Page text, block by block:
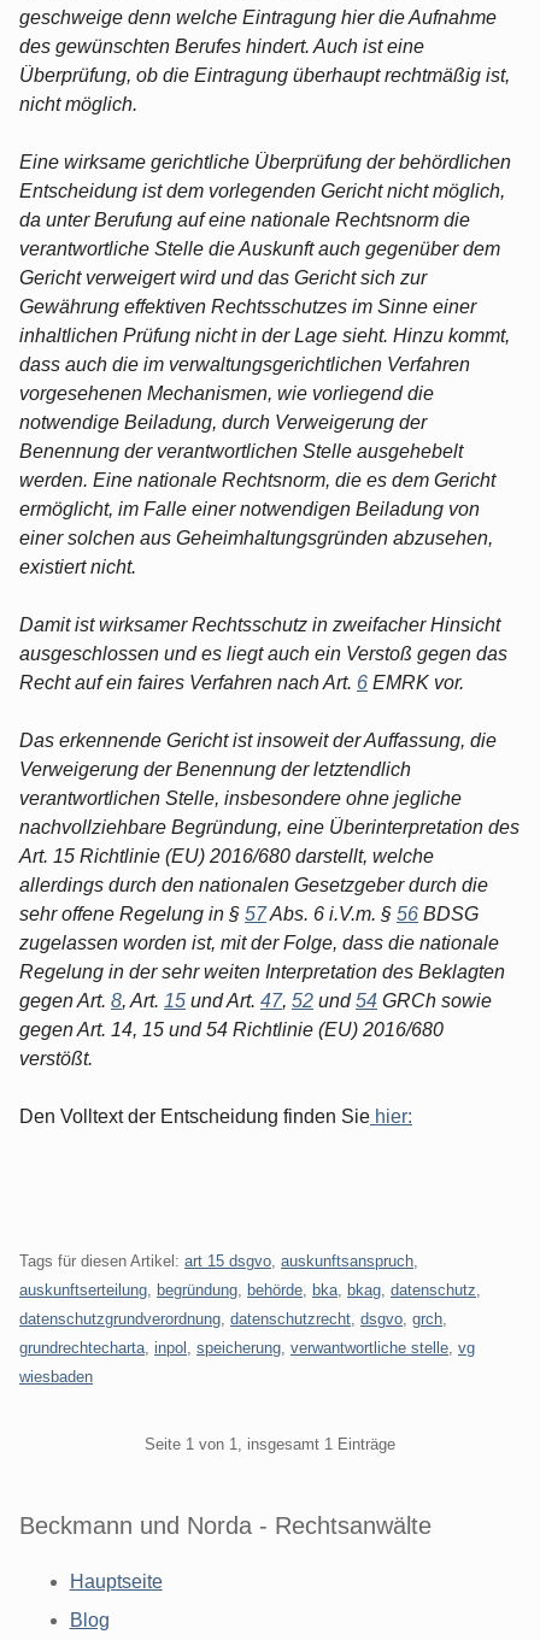
geschweige denn welche Eintragung hier die Aufnahme
des gewünschten Berufes hindert. Auch ist eine
Überprüfung, ob die Eintragung überhaupt rechtmäßig ist,
nicht möglich.
Eine wirksame gerichtliche Überprüfung der behördlichen
Entscheidung ist dem vorlegenden Gericht nicht möglich,
da unter Berufung auf eine nationale Rechtsnorm die
verantwortliche Stelle die Auskunft auch gegenüber dem
Gericht verweigert wird und das Gericht sich zur
Gewährung effektiven Rechtsschutzes im Sinne einer
inhaltlichen Prüfung nicht in der Lage sieht. Hinzu kommt,
dass auch die im verwaltungsgerichtlichen Verfahren
vorgesehenen Mechanismen, wie vorliegend die
notwendige Beiladung, durch Verweigerung der
Benennung der verantwortlichen Stelle ausgehebelt
werden. Eine nationale Rechtsnorm, die es dem Gericht
ermöglicht, im Falle einer notwendigen Beiladung von
einer solchen aus Geheimhaltungsgründen abzusehen,
existiert nicht.
Damit ist wirksamer Rechtsschutz in zweifacher Hinsicht
ausgeschlossen und es liegt auch ein Verstoß gegen das
Recht auf ein faires Verfahren nach Art. 6 EMRK vor.
Das erkennende Gericht ist insoweit der Auffassung, die
Verweigerung der Benennung der letztendlich
verantwortlichen Stelle, insbesondere ohne jegliche
nachvollziehbare Begründung, eine Überinterpretation des
Art. 15 Richtlinie (EU) 2016/680 darstellt, welche
allerdings durch den nationalen Gesetzgeber durch die
sehr offene Regelung in § 57Abs. 6 i.V.m. § 56 BDSG
zugelassen worden ist, mit der Folge, dass die nationale
Regelung in der sehr weiten Interpretation des Beklagten
gegen Art. 8, Art. 15 und Art. 47, 52 und54 GRCh sowie
gegen Art. 14, 15 und 54 Richtlinie (EU) 2016/680
verstößt.
Den Volltext der Entscheidung finden Sie hier:
Tags für diesen Artikel: art 15 dsgvo auskunftsanspruch
auskunftserteilung
begründung behörde bka bkag datenschutz
datenschutzgrundverordnung datenschutzrecht dsgvo grch
grundrechtecharta inpol speicherung verwantwortliche stelle vg
wiesbaden
Seite 1 von 1, insgesamt 1 Einträge
Beckmann und Norda - Rechtsanwälte
Hauptseite
Blog